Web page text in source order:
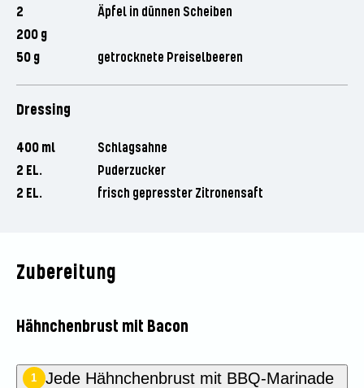
2
Äpfel in dünnen Scheiben
200 g
50 g
getrocknete Preiselbeeren
Dressing
400 ml
Schlagsahne
2 EL.
Puderzucker
2 EL.
frisch gepresster Zitronensaft
Zubereitung
Hähnchenbrust mit Bacon
1
Jede Hähnchenbrust mit BBQ-Marinade